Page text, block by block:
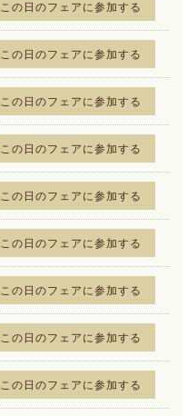
この日のフェアに参加する
この日のフェアに参加する
この日のフェアに参加する
この日のフェアに参加する
この日のフェアに参加する
この日のフェアに参加する
この日のフェアに参加する
この日のフェアに参加する
この日のフェアに参加する